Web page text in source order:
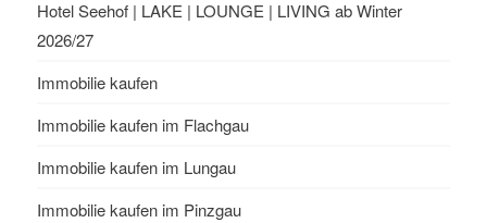
Hotel Seehof | LAKE | LOUNGE | LIVING ab Winter
2026/27
Immobilie kaufen
Immobilie kaufen im Flachgau
Immobilie kaufen im Lungau
Immobilie kaufen im Pinzgau